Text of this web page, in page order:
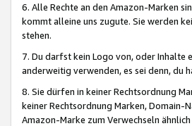
6. Alle Rechte an den Amazon-Marken
kommt alleine uns zugute. Sie werden
stehen.
7. Du darfst kein Logo von, oder Inhalte
anderweitig verwenden, es sei denn, du
8. Sie dürfen in keiner Rechtsordnung
keiner Rechtsordnung Marken, Domain-
Amazon-Marke zum Verwechseln ähnlich